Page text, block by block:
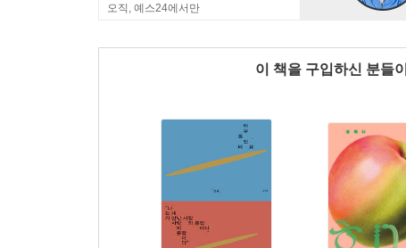
오직, 예스24에서만
이 책을 구입하신 분들이